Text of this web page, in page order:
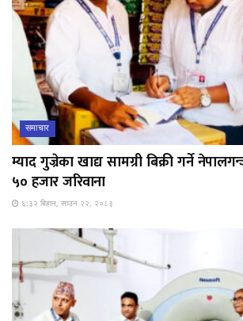
समाचार
म्याद गुज्रेका खाद्य सामग्री बिक्री गर्ने
५० हजार जरिवाना
६:३२ बिहान, साउन २२, २०८३